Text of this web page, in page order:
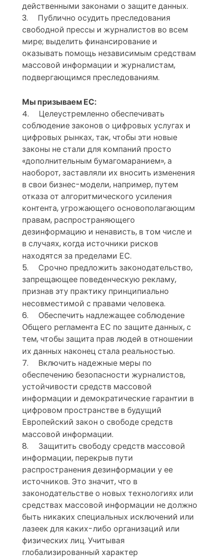
действенными законами о защите данных.
3. Публично осудить преследования
свободной прессы и журналистов во всем
мире; выделить финансирование и
оказывать помощь независимым средствам
массовой информации и журналистам,
подвергающимся преследованиям.
Мы призываем ЕС:
4. Целеустремленно обеспечивать
соблюдение законов о цифровых услугах и
цифровых рынках, так, чтобы эти новые
законы не стали для компаний просто
«дополнительным бумагомаранием», а
наоборот, заставляли их вносить изменения
в свои бизнес-модели, например, путем
отказа от алгоритмического усиления
контента, угрожающего основополагающим
правам, распространяющего
дезинформацию и ненависть, в том числе и
в случаях, когда источники рисков
находятся за пределами ЕС.
5. Срочно предложить законодательство,
запрещающее поведенческую рекламу,
признав эту практику принципиально
несовместимой с правами человека.
6. Обеспечить надлежащее соблюдение
Общего регламента ЕС по защите данных, с
тем, чтобы защита прав людей в отношении
их данных наконец стала реальностью.
7. Включить надежные меры по
обеспечению безопасности журналистов,
устойчивости средств массовой
информации и демократические гарантии в
цифровом пространстве в будущий
Европейский закон о свободе средств
массовой информации.
8. Защитить свободу средств массовой
информации, перекрыв пути
распространения дезинформации у ее
источников. Это значит, что в
законодательстве о новых технологиях или
средствах массовой информации не должно
быть никаких специальных исключений или
лазеек для каких-либо организаций или
физических лиц. Учитывая
глобализированный характер